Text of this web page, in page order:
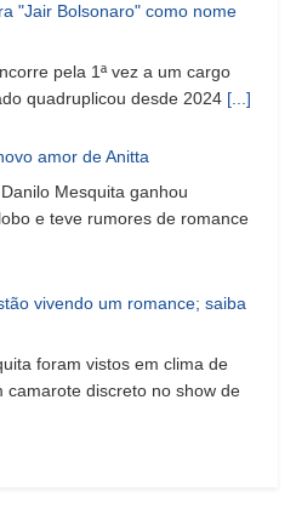
"Jair Bolsonaro" como nome
pela 1ª vez a um cargo
quadruplicou desde 2024 [...]
amor de Anitta
Mesquita ganhou
e teve rumores de romance
vivendo um romance; saiba
foram vistos em clima de
camarote discreto no show de